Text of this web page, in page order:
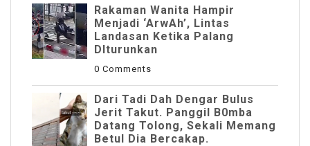
Rakaman Wanita Hampir
Menjadi ‘ArwAh’, Lintas
Landasan Ketika Palang
DIturunkan
0 Comments
Dari Tadi Dah Dengar Bulus
Jerit Takut. Panggil B0mba
Datang Tolong, Sekali Memang
Betul Dia Bercakap.